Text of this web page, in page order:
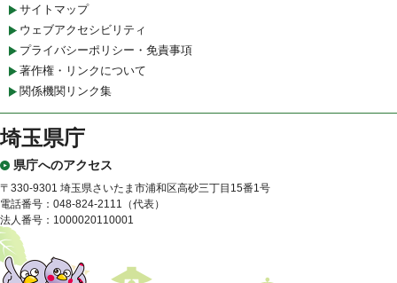
サイトマップ
ウェブアクセシビリティ
プライバシーポリシー・免責事項
著作権・リンクについて
関係機関リンク集
埼玉県庁
県庁へのアクセス
〒330-9301 埼玉県さいたま市浦和区高砂三丁目15番1号
電話番号：048-824-2111（代表）
法人番号：1000020110001